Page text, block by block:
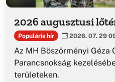
2026 augusztusi
Populáris hír 2026. 07. 29
Az MH Böszörményi
Parancsnokság
területeken.